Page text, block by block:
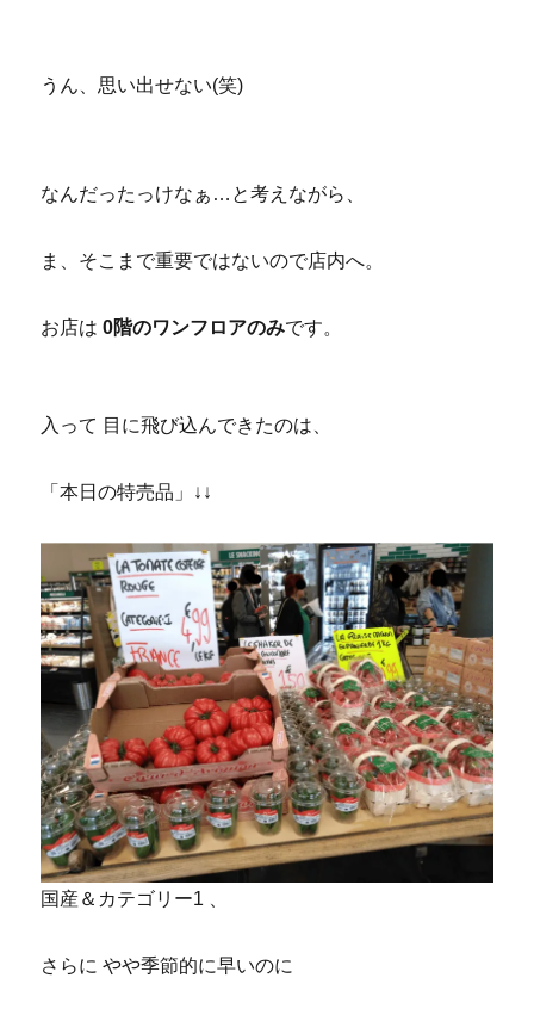
うん、思い出せない(笑)
なんだったっけなぁ…と考えながら、
ま、そこまで重要ではないので店内へ。
お店は 0階のワンフロアのみです。
入って 目に飛び込んできたのは、
「本日の特売品」↓↓
国産＆カテゴリー1 、
さらに やや季節的に早いのに